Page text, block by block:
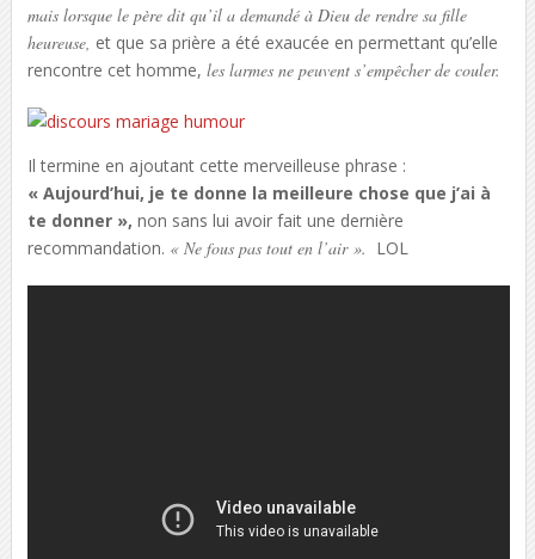
mais lorsque le père dit qu’il a demandé à Dieu de rendre sa fille
heureuse, et que sa prière a été exaucée en permettant qu’elle
rencontre cet homme, les larmes ne peuvent s’empêcher de couler.
Il termine en ajoutant cette merveilleuse phrase :
« Aujourd’hui, je te donne la meilleure chose que j’ai à
te donner », non sans lui avoir fait une dernière
recommandation. « Ne fous pas tout en l’air ». LOL